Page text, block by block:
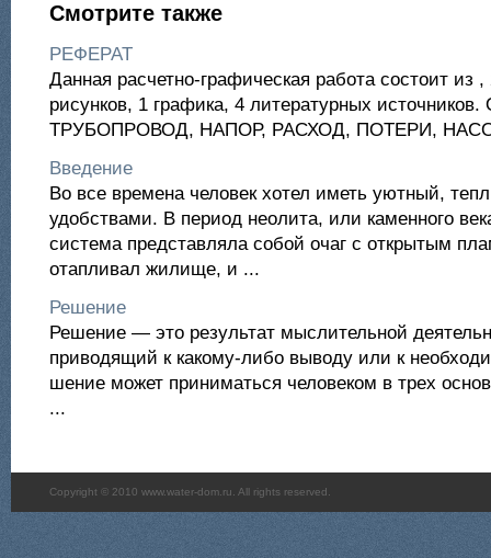
Смотрите также
РЕФЕРАТ
Данная расчетно-графическая работа состоит из
рисунков, 1 графика, 4 литературных
ТРУБОПРОВОД, НАПОР, РАСХОД, ПОТЕРИ,
Введение
Во все времена человек хотел иметь уютный,
удобствами. В период неолита, или каменного
система представляла собой очаг с открытым
отапливал жилище, и ...
Решение
Решение — это результат мыслительной
приводящий к какому-либо выводу или к
шение может приниматься человеком в трех
...
Copyright © 2010 www.water-dom.ru. All rights reserved.